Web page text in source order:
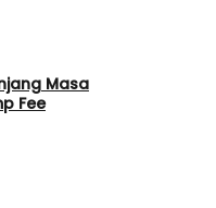
Masa
Fee